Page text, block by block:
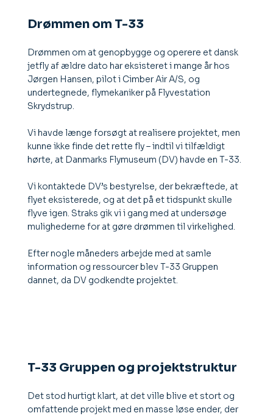
Drømmen om T-33
Drømmen om at genopbygge og operere et dansk
jetfly af ældre dato har eksisteret i mange år hos
Jørgen Hansen, pilot i Cimber Air A/S, og
undertegnede, flymekaniker på Flyvestation
Skrydstrup.
Vi havde længe forsøgt at realisere projektet, men
kunne ikke finde det rette fly – indtil vi tilfældigt
hørte, at Danmarks Flymuseum (DV) havde en T-33.
Vi kontaktede DV’s bestyrelse, der bekræftede, at
flyet eksisterede, og at det på et tidspunkt skulle
flyve igen. Straks gik vi i gang med at undersøge
mulighederne for at gøre drømmen til virkelighed.
Efter nogle måneders arbejde med at samle
information og ressourcer blev T-33 Gruppen
dannet, da DV godkendte projektet.
T-33 Gruppen og projektstruktur
Det stod hurtigt klart, at det ville blive et stort og
omfattende projekt med en masse løse ender, der